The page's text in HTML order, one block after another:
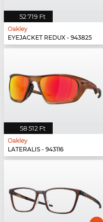
52 719 Ft
Oakley
EYEJACKET REDUX - 943825
58 512 Ft
Oakley
LATERALIS - 943116